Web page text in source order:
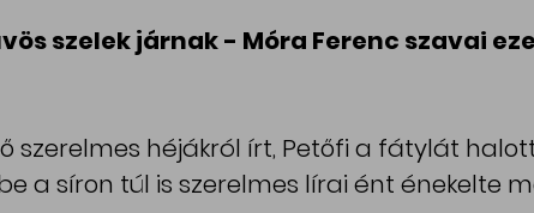
szelek járnak - Móra Ferenc szavai
szerelmes héjákról írt, Petőfi a fátylát
a síron túl is szerelmes lírai ént énekelte